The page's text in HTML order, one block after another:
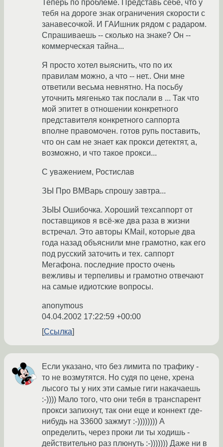
Теперь по проблеме. Представь себе, что у
тебя на дороге знак ограничения скорости с
занавесочкой. И ГАИшник рядом с радаром.
Спрашиваешь -- сколько на знаке? Он --
коммерческая тайна...
Я просто хотел выяснить, что по их
правилам можно, а что -- нет.. Они мне
ответили весьма невнятно. На посьбу
уточнить мягенько так послали в ... Так что
мой эпитет в отношении конкретного
представителя конкретного саппорта
вполне правомочен. готов рупь поставить,
что он сам не знает как прокси детектят, а,
возможно, и что такое прокси...
С уважением, Ростислав
ЗЫ Про ВМВарь спрошу завтра...
ЗЫЫ Ошибочка. Хороший техсаппорт от
поставщиков я всё-же два раза в жизни
встречал. Это авторы KMail, которые два
года назад объяснили мне грамотно, как его
под русский заточить и тех. саппорт
Мегафона. последние просто очень
вежливы и терпеливы и грамотно отвечают
на самые идиотские вопросы.
anonymous
04.04.2002 17:22:59 +00:00
Ссылка
Если указано, что без лимита по трафику -
то не возмутятся. Но судя по цене, хрена
лысого ты у них эти самые гиги накачаешь
:-)))) Мало того, что они тебя в транспарент
прокси запихнут, так они еще и коннект где-
нибудь на 33600 зажмут :-)))))))) А
определить, через проки ли ты ходишь -
действительно раз плюнуть :-))))))) Даже ни в